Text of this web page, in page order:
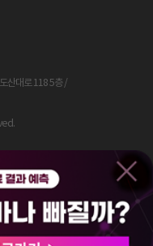
산대로 118 5층 /